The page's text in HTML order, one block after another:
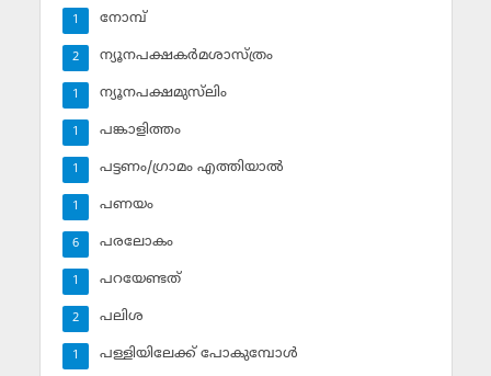
നോമ്പ്‌
1
ന്യൂനപക്ഷകര്‍മശാസ്ത്രം
2
ന്യൂനപക്ഷമുസ്‌ലിം
1
പങ്കാളിത്തം
1
പട്ടണം/ഗ്രാമം എത്തിയാല്‍
1
പണയം
1
പരലോകം
6
പറയേണ്ടത്
1
പലിശ
2
പള്ളിയിലേക്ക് പോകുമ്പോള്‍
1